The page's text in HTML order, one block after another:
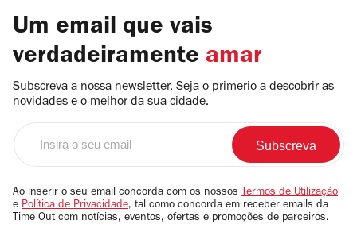
Um email que vais
verdadeiramente amar
Subscreva a nossa newsletter. Seja o primerio a descobrir as
novidades e o melhor da sua cidade.
email
Ao inserir o seu email concorda com os nossos Termos de Utilização
e Política de Privacidade, tal como concorda em receber emails da
Time Out com notícias, eventos, ofertas e promoções de parceiros.